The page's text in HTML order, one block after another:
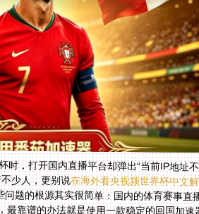
，打开国内直播平台却弹出“当前IP地址
少人，更别说在海外看央视频世界杯中文
问题的根源其实很简单：国内的体育赛事直
大陆地区的IP访问。想要突破这个限制，最靠谱的办法就是使用一款稳定的回国